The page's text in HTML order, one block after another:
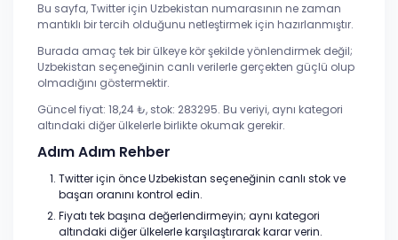
Bu sayfa, Twitter için Uzbekistan numarasının ne zaman
mantıklı bir tercih olduğunu netleştirmek için hazırlanmıştır.
Burada amaç tek bir ülkeye kör şekilde yönlendirmek değil;
Uzbekistan seçeneğinin canlı verilerle gerçekten güçlü olup
olmadığını göstermektir.
Güncel fiyat: 18,24 ₺, stok: 283295. Bu veriyi, aynı kategori
altındaki diğer ülkelerle birlikte okumak gerekir.
Adım Adım Rehber
Twitter için önce Uzbekistan seçeneğinin canlı stok ve
başarı oranını kontrol edin.
Fiyatı tek başına değerlendirmeyin; aynı kategori
altındaki diğer ülkelerle karşılaştırarak karar verin.